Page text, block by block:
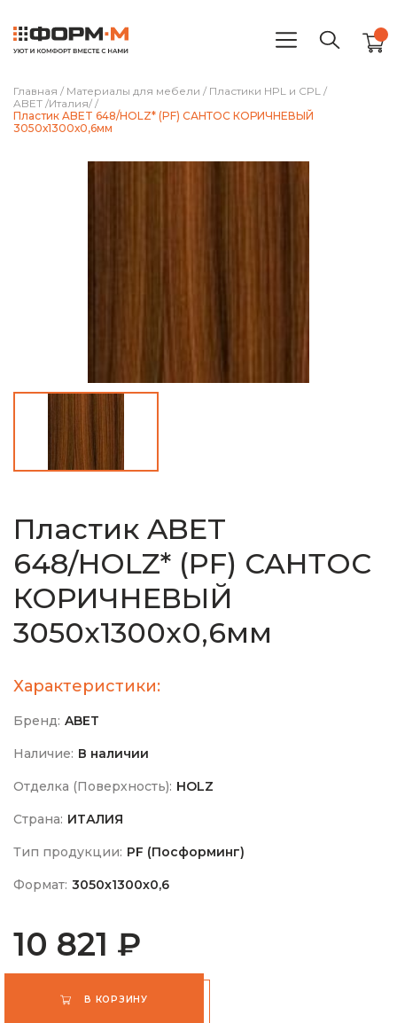
Главная / Материалы для мебели / Пластики HPL и CPL /
ABET /Италия/ /
Пластик ABET 648/HOLZ* (PF) САНТОС КОРИЧНЕВЫЙ
3050х1300х0,6мм
Пластик ABET
648/HOLZ* (PF) САНТОС
КОРИЧНЕВЫЙ
3050х1300х0,6мм
Характеристики:
Бренд: ABET
Наличие: В наличии
Отделка (Поверхность): HOLZ
Страна: ИТАЛИЯ
Тип продукции: PF (Посформинг)
Формат: 3050х1300х0,6
10 821 ₽
В КОРЗИНУ